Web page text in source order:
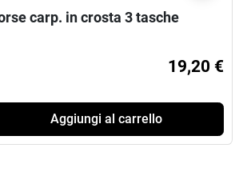
carp. in crosta 3 tasche
19,20 €
Aggiungi al carrello